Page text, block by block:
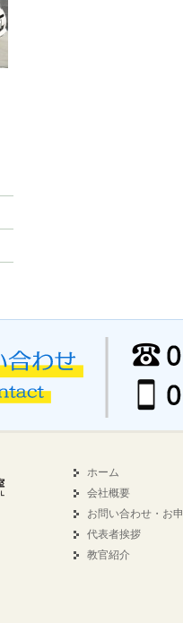
ホーム
会社概要
お問い合わせ・お
代表者挨拶
教官紹介